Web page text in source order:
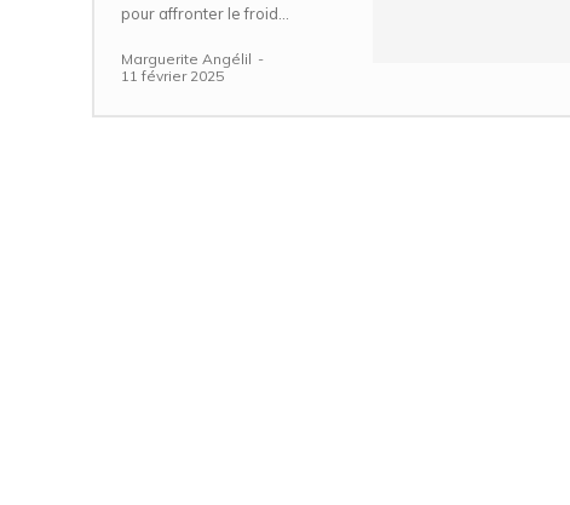
pour affronter le froid...
Marguerite Angélil -
11 février 2025